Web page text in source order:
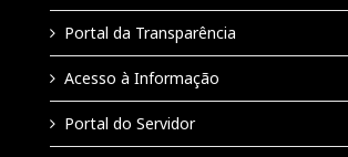
Portal da Transparência
Acesso à Informação
Portal do Servidor